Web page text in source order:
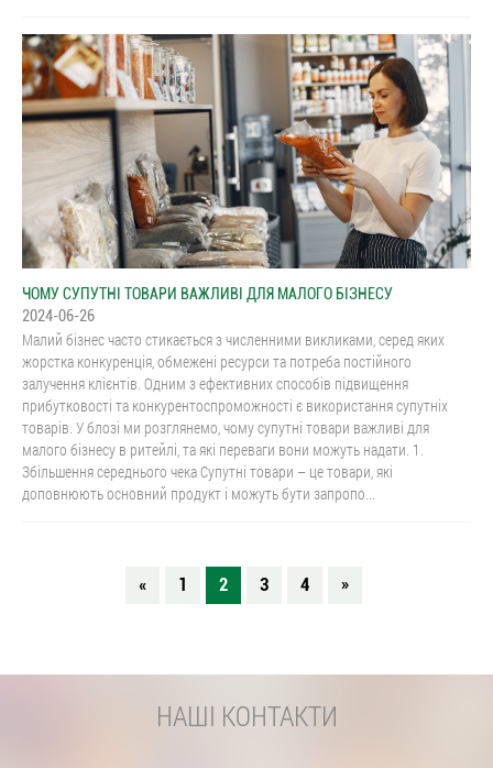
ЧОМУ СУПУТНІ ТОВАРИ ВАЖЛИВІ ДЛЯ МАЛОГО БІЗНЕСУ
2024-06-26
Малий бізнес часто стикається з численними викликами, серед яких
жорстка конкуренція, обмежені ресурси та потреба постійного
залучення клієнтів. Одним з ефективних способів підвищення
прибутковості та конкурентоспроможності є використання супутніх
товарів. У блозі ми розглянемо, чому супутні товари важливі для
малого бізнесу в ритейлі, та які переваги вони можуть надати. 1.
Збільшення середнього чека Супутні товари – це товари, які
доповнюють основний продукт і можуть бути запропо...
« 1 2 3 4 »
НАШІ КОНТАКТИ